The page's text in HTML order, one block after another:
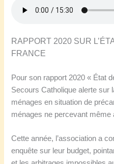
RAPPORT 2020 SUR
FRANCE
Pour son rapport 2020 « État
Secours Catholique alerte sur
ménages en situation de
ménages ne percevant même
Cette année, l’association a
enquête sur leur budget,